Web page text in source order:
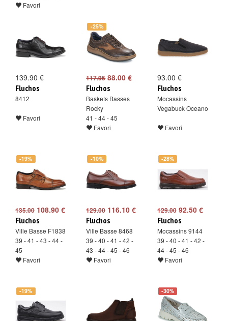
Favori
139.90 €
Fluchos
8412
Favori
-25%
117.9588.00 €
Fluchos
Baskets Basses
Rocky
41 - 44 - 45
Favori
93.00 €
Fluchos
Mocassins
Vegabuck Oceano
Favori
-19%
135.00 108.90 €
Fluchos
Ville Basse F1838
39 - 41 - 43 - 44 -
45
Favori
-10%
129.00116.10 €
Fluchos
Ville Basse 8468
39 - 40 - 41 - 42 -
43 - 44 - 45 - 46
Favori
-28%
129.0092.50 €
Fluchos
Mocassins 9144
39 - 40 - 41 - 42 -
44 - 45 - 46
Favori
-19% -30%